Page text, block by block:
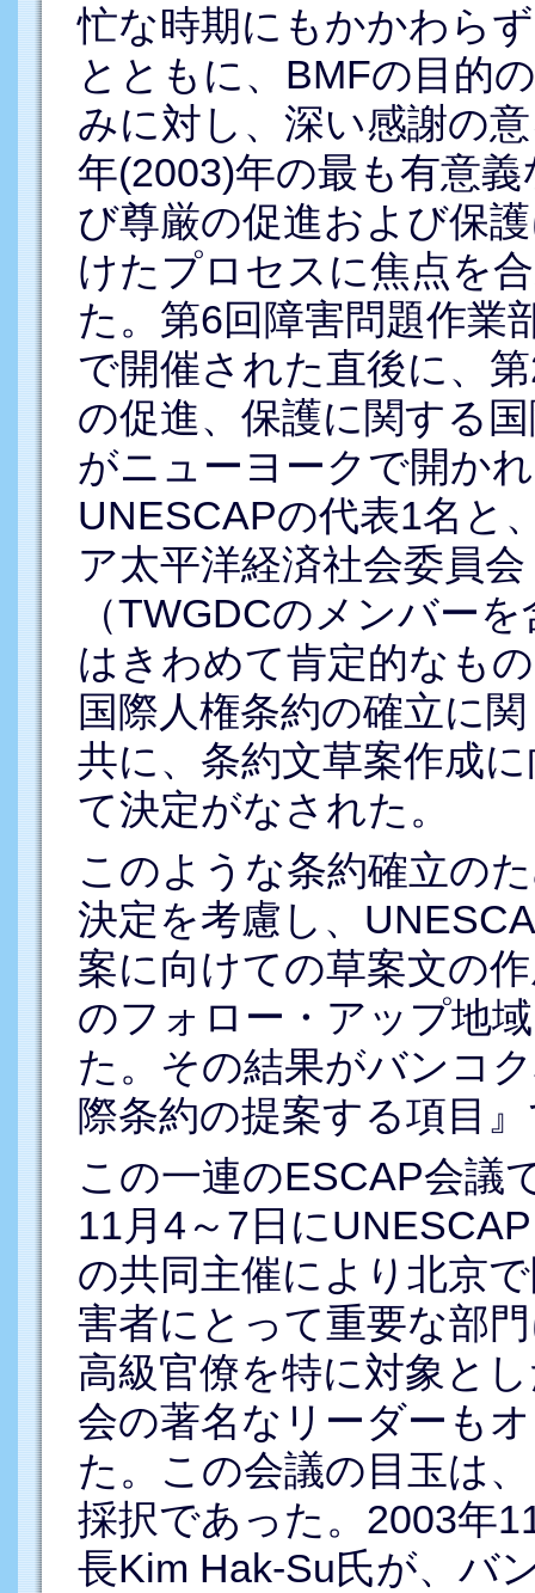
忙な時期にもかかわら
とともに、BMFの目的
みに対し、深い感謝の
年(2003)年の最も有意
び尊厳の促進および保
けたプロセスに焦点を
た。第6回障害問題作業
で開催された直後に、
の促進、保護に関する
がニューヨークで開か
UNESCAPの代表1名と
ア太平洋経済社会委員
（TWGDCのメンバー
はきわめて肯定的なも
国際人権条約の確立に
共に、条約文草案作成
て決定がなされた。
このような条約確立の
決定を考慮し、
案に向けての草案文の
のフォロー・アップ地
た。その結果がバンコ
際条約の提案する項目
この一連のESCAP会議
11月4～7日に
の共同主催により北京
害者にとって重要な部
高級官僚を特に対象と
会の著名なリーダーも
た。この会議の目玉は
採択であった。2003年
長Kim Hak-Su氏が、バ